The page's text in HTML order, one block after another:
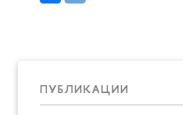
ПУБЛИКАЦИИ